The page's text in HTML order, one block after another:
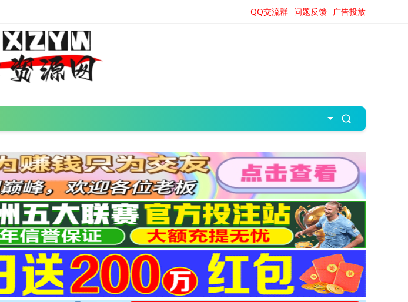
广告投放
问题反馈
QQ交流群